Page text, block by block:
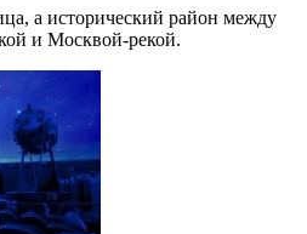
а исторический район между
и Москвой-рекой.